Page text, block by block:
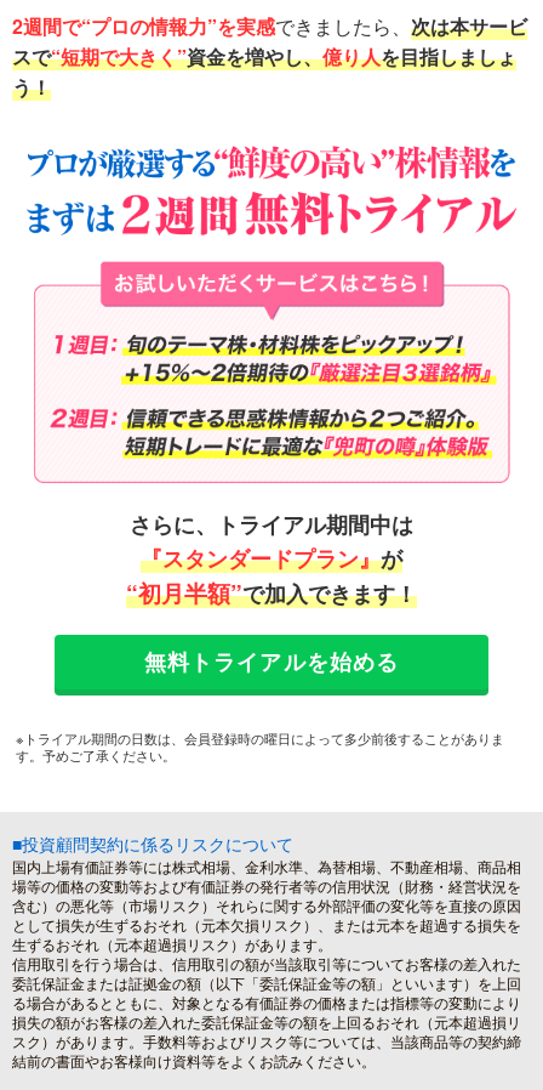
2週間で“プロの情報力”を実感できましたら、 次は本サービ
スで“短期で大きく”資金を増やし、億り人を目指しましょ
う！
さらに、トライアル期間中は
『スタンダードプラン』が
“初月半額”で加入できます！
無料トライアルを始める
※トライアル期間の日数は、会員登録時の曜日によって多少前後することがありま
す。予めご了承ください。
■投資顧問契約に係るリスクについて
国内上場有価証券等には株式相場、金利水準、為替相場、不動産相場、商品相
場等の価格の変動等および有価証券の発行者等の信用状況（財務・経営状況を
含む）の悪化等（市場リスク）それらに関する外部評価の変化等を直接の原因
として損失が生ずるおそれ（元本欠損リスク）、または元本を超過する損失を
生ずるおそれ（元本超過損リスク）があります。
信用取引を行う場合は、信用取引の額が当該取引等についてお客様の差入れた
委託保証金または証拠金の額（以下「委託保証金等の額」といいます）を上回
る場合があるとともに、対象となる有価証券の価格または指標等の変動により
損失の額がお客様の差入れた委託保証金等の額を上回るおそれ（元本超過損リ
スク）があります。手数料等およびリスク等については、当該商品等の契約締
結前の書面やお客様向け資料等をよくお読みください。